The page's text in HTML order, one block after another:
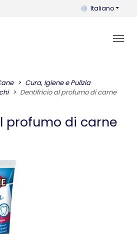
Puoi cambiare
Italiano
Cura, Igiene e Pulizia
Dentifricio al profumo di carne
profumo di carne